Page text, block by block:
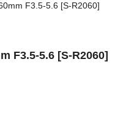
F3.5-5.6 [S-R2060]
F3.5-5.6 [S-R2060]